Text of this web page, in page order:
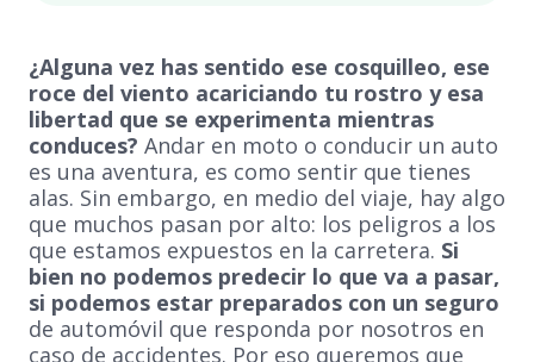
¿Alguna vez has sentido ese cosquilleo, ese
roce del viento acariciando tu rostro y esa
libertad que se experimenta mientras
conduces? Andar en moto o conducir un auto
es una aventura, es como sentir que tienes
alas. Sin embargo, en medio del viaje, hay algo
que muchos pasan por alto: los peligros a los
que estamos expuestos en la carretera. Si
bien no podemos predecir lo que va a pasar,
si podemos estar preparados con un seguro
de automóvil que responda por nosotros en
caso de accidentes. Por eso queremos que